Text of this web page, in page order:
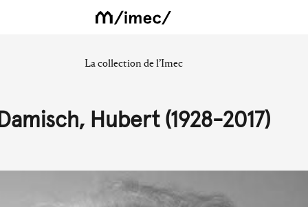
La collection de l’Imec
Damisch, Hubert (1928-2017)